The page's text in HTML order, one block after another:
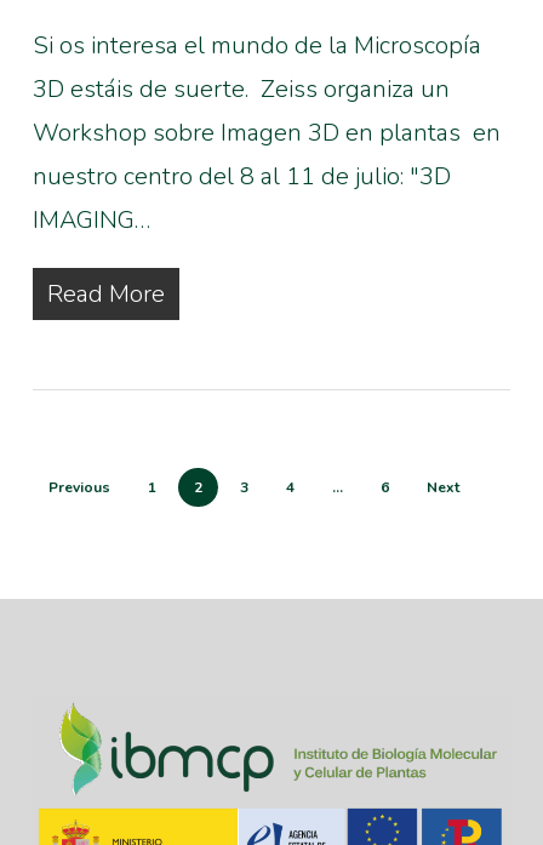
Si os interesa el mundo de la Microscopía
3D estáis de suerte. Zeiss organiza un
Workshop sobre Imagen 3D en plantas en
nuestro centro del 8 al 11 de julio: "3D
IMAGING…
Read More
Previous 1 2 3 4 … 6 Next